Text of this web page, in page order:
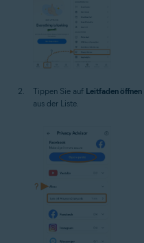
Tippen Sie auf Leitfaden öffnen
aus der Liste.